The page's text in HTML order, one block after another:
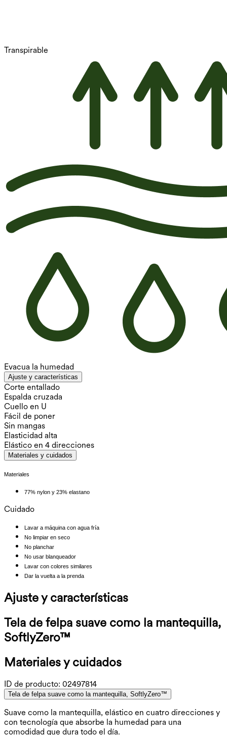
Transpirable
Evacua la humedad
Ajuste y características
Corte entallado
Espalda cruzada
Cuello en U
Fácil de poner
Sin mangas
Elasticidad alta
Elástico en 4 direcciones
Materiales y cuidados
Materiales
77% nylon y 23% elastano
Cuidado
Lavar a máquina con agua fría
No limpiar en seco
No planchar
No usar blanqueador
Lavar con colores similares
Dar la vuelta a la prenda
Ajuste y características
Tela de felpa suave como la mantequilla,
SoftlyZero™
Materiales y cuidados
ID de producto: 02497814
Tela de felpa suave como la mantequilla, SoftlyZero™
Suave como la mantequilla, elástico en cuatro direcciones y
con tecnología que absorbe la humedad para una
comodidad que dura todo el día.